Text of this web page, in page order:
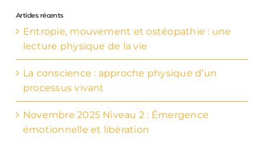
Articles récents
Entropie, mouvement et ostéopathie : une
lecture physique de la vie
La conscience : approche physique d’un
processus vivant
Novembre 2025 Niveau 2 : Émergence
émotionnelle et libération